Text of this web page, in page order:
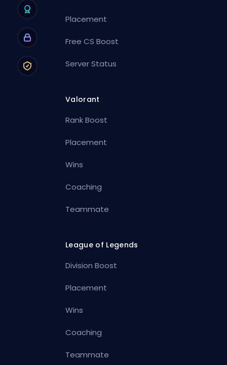
Placement
Free CS Boost
Server Status
Valorant
Rank Boost
Placement
Wins
Coaching
Teammate
League of Legends
Division Boost
Placement
Wins
Coaching
Teammate